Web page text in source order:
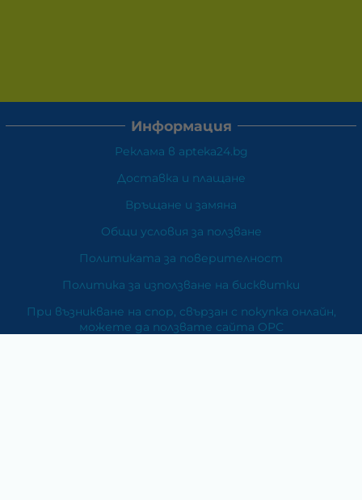
Информация
Реклама в apteka24.bg
Доставка и плащане
Връщане и замяна
Общи условия за ползване
Политиката за поверителност
Политика за използване на бисквитки
При възникване на спор, свързан с покупка онлайн,
можете да ползвате сайта ОРС